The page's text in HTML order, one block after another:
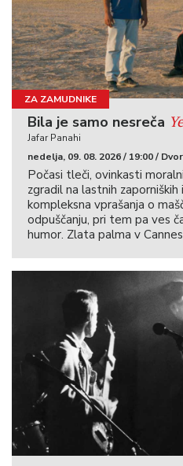
ZA ZAMUDNIKE
Bila je samo nesreča
Jafar Panahi
nedelja, 09. 08. 2026 / 19:00 /
Počasi tleči, ovinkasti
zgradil na lastnih zaporniških
kompleksna vprašanja o
odpuščanju, pri tem pa ves
humor. Zlata palma v